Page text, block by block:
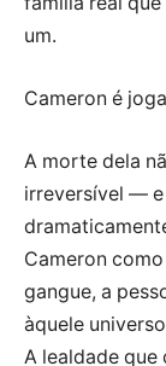
um.
Cameron é
A morte dela
irreversível — e
Cameron
gangue, a
àquele
A lealdade que